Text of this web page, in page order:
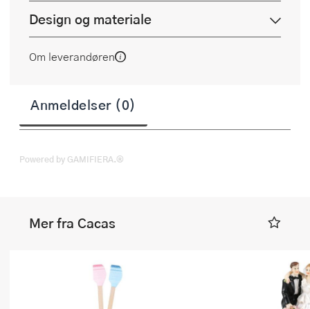
Design og materiale
Om leverandøren
Anmeldelser (0)
Powered by GAMIFIERA.®
Mer fra Cacas